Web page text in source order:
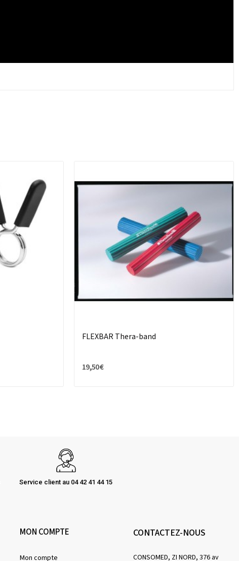
FLEXBAR Thera-band
19,50 €
Service client au 04 42 41 44 15
MON COMPTE
Mon compte
CONTACTEZ-NOUS
CONSOMED, ZI NORD, 376 av